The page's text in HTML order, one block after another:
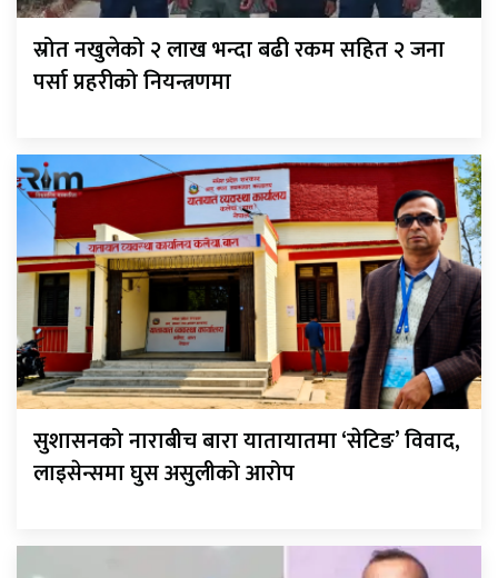
स्रोत नखुलेको २ लाख भन्दा बढी रकम सहित २ जना
पर्सा प्रहरीको नियन्त्रणमा
सुशासनको नाराबीच बारा यातायातमा ‘सेटिङ’ विवाद,
लाइसेन्समा घुस असुलीको आरोप